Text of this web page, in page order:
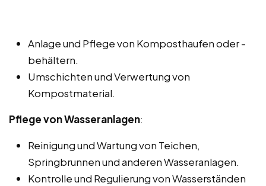
Anlage und Pflege von Komposthaufen oder -
behältern.
Umschichten und Verwertung von
Kompostmaterial.
Pflege von Wasseranlagen:
Reinigung und Wartung von Teichen,
Springbrunnen und anderen Wasseranlagen.
Kontrolle und Regulierung von Wasserständen